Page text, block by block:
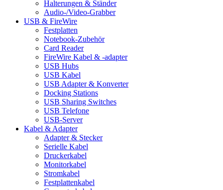
Halterungen & Ständer
Audio-/Video-Grabber
USB & FireWire
Festplatten
Notebook-Zubehör
Card Reader
FireWire Kabel & -adapter
USB Hubs
USB Kabel
USB Adapter & Konverter
Docking Stations
USB Sharing Switches
USB Telefone
USB-Server
Kabel & Adapter
Adapter & Stecker
Serielle Kabel
Druckerkabel
Monitorkabel
Stromkabel
Festplattenkabel